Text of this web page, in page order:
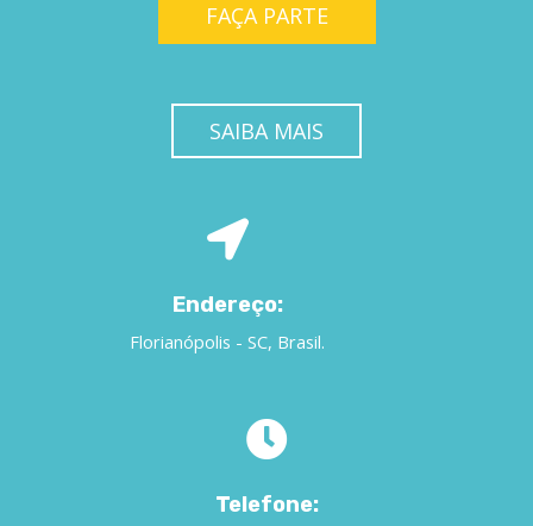
FAÇA PARTE
SAIBA MAIS
Endereço:
Florianópolis - SC, Brasil.
Telefone: